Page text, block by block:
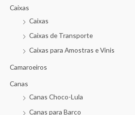
Caixas
Caixas
Caixas de Transporte
Caixas para Amostras e Vinis
Camaroeiros
Canas
Canas Choco-Lula
Canas para Barco